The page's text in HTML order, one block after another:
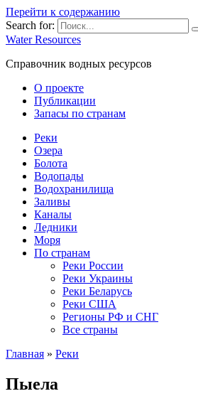
Перейти к содержанию
Search for:
Water Resources
Справочник водных ресурсов
О проекте
Публикации
Запасы по странам
Реки
Озера
Болота
Водопады
Водохранилища
Заливы
Каналы
Ледники
Моря
По странам
Реки России
Реки Украины
Реки Беларусь
Реки США
Регионы РФ и СНГ
Все страны
Главная » Реки
Пыела